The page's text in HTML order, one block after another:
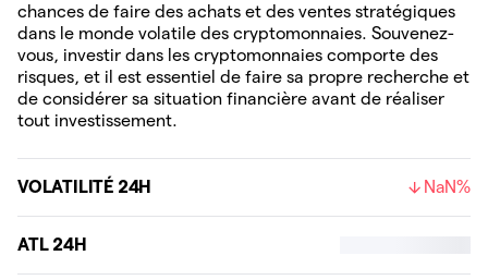
chances de faire des achats et des ventes stratégiques
dans le monde volatile des cryptomonnaies. Souvenez-
vous, investir dans les cryptomonnaies comporte des
risques, et il est essentiel de faire sa propre recherche et
de considérer sa situation financière avant de réaliser
tout investissement.
VOLATILITÉ 24H NaN%
ATL 24H